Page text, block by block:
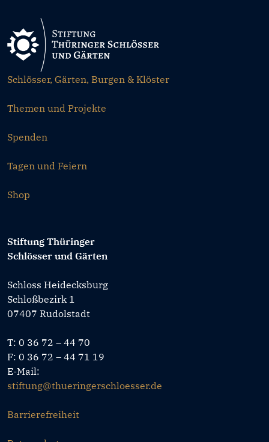
Schlösser, Gärten, Burgen & Klöster
Themen und Projekte
Spenden
Tagen und Feiern
Shop
Stiftung Thüringer
Schlösser und Gärten
Schloss Heidecksburg
Schloßbezirk 1
07407 Rudolstadt
T: 0 36 72 – 44 70
F: 0 36 72 – 44 71 19
E-Mail:
stiftung@thueringerschloesser.de
Barrierefreiheit